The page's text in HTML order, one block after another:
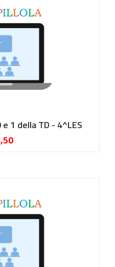
1 della TD - 4^LES